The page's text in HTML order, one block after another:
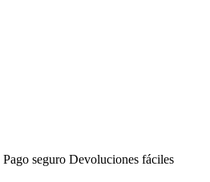
Pago seguro Devoluciones fáciles